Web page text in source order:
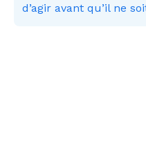
d’agir avant qu’il ne